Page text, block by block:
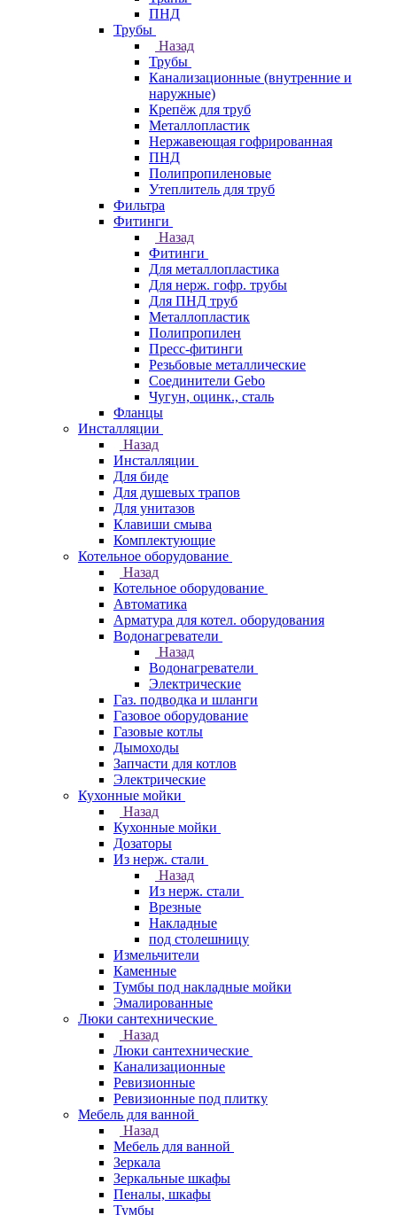
ПНД
Трубы
Назад
Трубы
Канализационные (внутренние и
наружные)
Крепёж для труб
Металлопластик
Нержавеющая гофрированная
ПНД
Полипропиленовые
Утеплитель для труб
Фильтра
Фитинги
Назад
Фитинги
Для металлопластика
Для нерж. гофр. трубы
Для ПНД труб
Металлопластик
Полипропилен
Пресс-фитинги
Резьбовые металлические
Соединители Gebo
Чугун, оцинк., сталь
Фланцы
Инсталляции
Назад
Инсталляции
Для биде
Для душевых трапов
Для унитазов
Клавиши смыва
Комплектующие
Котельное оборудование
Назад
Котельное оборудование
Автоматика
Арматура для котел. оборудования
Водонагреватели
Назад
Водонагреватели
Электрические
Газ. подводка и шланги
Газовое оборудование
Газовые котлы
Дымоходы
Запчасти для котлов
Электрические
Кухонные мойки
Назад
Кухонные мойки
Дозаторы
Из нерж. стали
Назад
Из нерж. стали
Врезные
Накладные
под столешницу
Измельчители
Каменные
Тумбы под накладные мойки
Эмалированные
Люки сантехнические
Назад
Люки сантехнические
Канализационные
Ревизионные
Ревизионные под плитку
Мебель для ванной
Назад
Мебель для ванной
Зеркала
Зеркальные шкафы
Пеналы, шкафы
Тумбы